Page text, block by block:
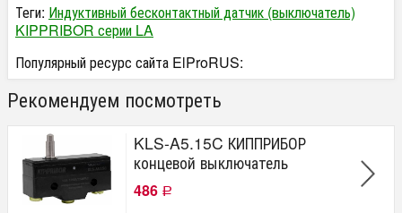
Теги: Индуктивный бесконтактный датчик (выключатель)
KIPPRIBOR серии LA
Популярный ресурс сайта ElProRUS:
Рекомендуем посмотреть
KLS-A5.15C КИППРИБОР
концевой выключатель
486 Р